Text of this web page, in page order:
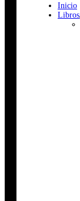
Inicio
Libros